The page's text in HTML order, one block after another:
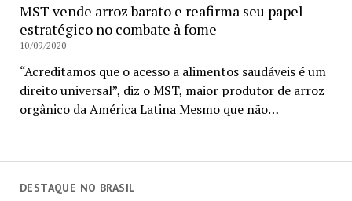
DESTAQUE NO BRASIL
MST vende arroz barato e reafirma seu papel
estratégico no combate à fome
10/09/2020
“Acreditamos que o acesso a alimentos saudáveis é um
direito universal”, diz o MST, maior produtor de arroz
orgânico da América Latina Mesmo que não…